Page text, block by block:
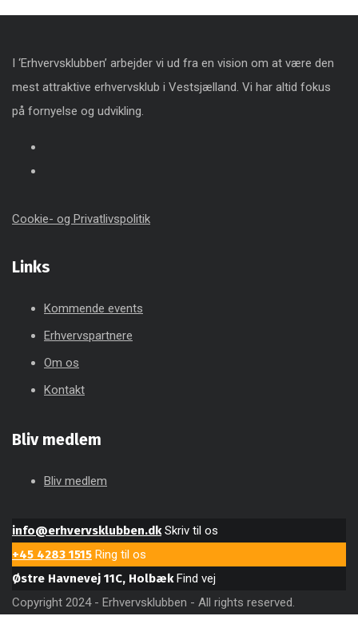
I ‘Erhvervsklubben’ arbejder vi ud fra en vision om at være den
mest attraktive erhvervsklub i Vestsjælland. Vi har altid fokus
på fornyelse og udvikling.
Cookie- og Privatlivspolitik
Links
Kommende events
Erhvervspartnere
Om os
Kontakt
Bliv medlem
Bliv medlem
info@erhvervsklubben.dk Skriv til os
+45 4283 1515 Ring til os
Østre Havnevej 11C, Holbæk Find vej
Copyright 2024 - Erhvervsklubben - All rights reserved.